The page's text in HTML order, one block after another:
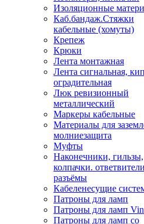
Изоляционные
Каб.бандаж.Стяжки
кабельные (хомуты)
Крепеж
Крюки
Лента монтажная
Лента сигнальная,
оградительная
Люк ревизионный
металлический
Маркеры кабельные
Материалы для
молниезащита
Муфты
Наконечники, гильзы,
колпачки.
разъёмы
Кабеленесущие
Патроны для ламп
Патроны для ламп
Патроны для ламп со